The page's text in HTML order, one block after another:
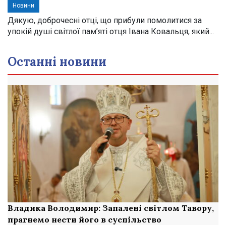
Новини
Дякую, доброчесні отці, що прибули помолитися за
упокій душі світлої пам’яті отця Івана Ковальця, який...
Останні новини
Владика Володимир: Запалені світлом Тавору,
прагнемо нести його в суспільство